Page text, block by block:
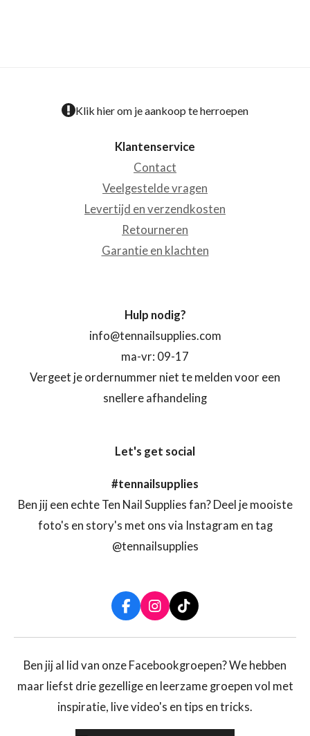
Klik hier om je aankoop te herroepen
Klantenservice
Contact
Veelgestelde vragen
Levertijd en verzendkosten
Retourneren
Garantie en klachten
Hulp nodig?
info@tennailsupplies.com
ma-vr: 09-17
Vergeet je ordernummer niet te melden voor een
snellere afhandeling
Let's get social
#tennailsupplies
Ben jij een echte Ten Nail Supplies fan? Deel je mooiste
foto's en story's met ons via Instagram en tag
@tennailsupplies
F
a
c
b
o
k
I
n
s
a
r
a
T
i
k
o
Ben jij al lid van onze Facebookgroepen? We hebben
maar liefst drie gezellige en leerzame groepen vol met
inspiratie, live video's en tips en tricks.